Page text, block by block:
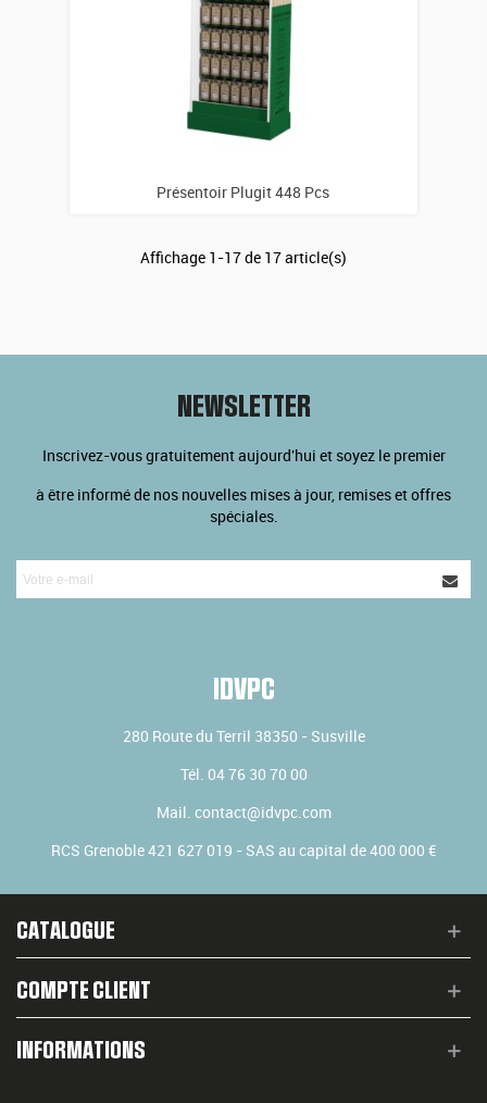
Présentoir Plugit 448 Pcs
Affichage 1 -17 de 17 article(s)
NEWSLETTER
Inscrivez-vous gratuitement aujourd'hui et soyez le premier
à être informé de nos nouvelles mises à jour, remises et offres
spéciales.
IDVPC
280 Route du Terril 38350 - Susville
Tél. 04 76 30 70 00
Mail. contact@idvpc.com
RCS Grenoble 421 627 019 - SAS au capital de 400 000 €
CATALOGUE
COMPTE CLIENT
INFORMATIONS